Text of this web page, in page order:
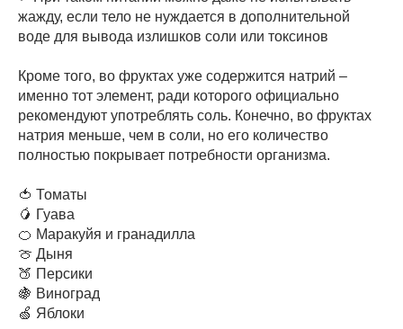
жажду, если тело не нуждается в дополнительной
воде для вывода излишков соли или токсинов
Кроме того, во фруктах уже содержится натрий –
именно тот элемент, ради которого официально
рекомендуют употреблять соль. Конечно, во фруктах
натрия меньше, чем в соли, но его количество
полностью покрывает потребности организма.
🍅 Томаты
🥭 Гуава
🍊 Маракуйя и гранадилла
🍈 Дыня
🍑 Персики
🍇 Виноград
🍏 Яблоки